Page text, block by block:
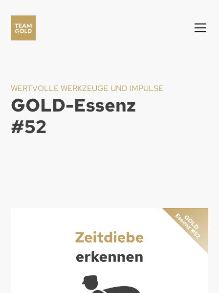
WERTVOLLE WERKZEUGE UND IMPULSE
GOLD-Essenz
#52